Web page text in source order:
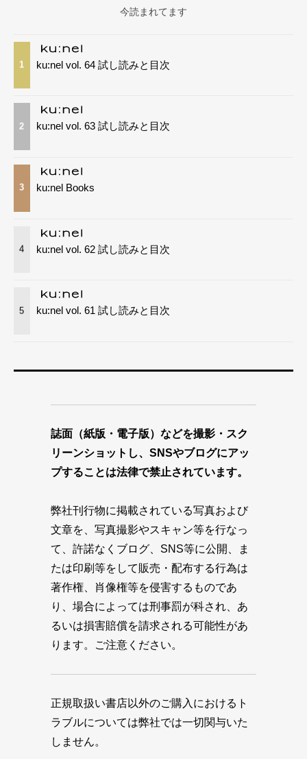
今読まれてます
1 ku:nel vol. 64 試し読みと目次
2 ku:nel vol. 63 試し読みと目次
3 ku:nel Books
4 ku:nel vol. 62 試し読みと目次
5 ku:nel vol. 61 試し読みと目次
誌面（紙版・電子版）などを撮影・スク
リーンショットし、SNSやブログにアッ
プすることは法律で禁止されています。
弊社刊行物に掲載されている写真および
文章を、写真撮影やスキャン等を行なっ
て、許諾なくブログ、SNS等に公開、ま
たは印刷等をして販売・配布する行為は
著作権、肖像権等を侵害するものであ
り、場合によっては刑事罰が科され、あ
るいは損害賠償を請求される可能性があ
ります。ご注意ください。
正規取扱い書店以外のご購入におけるト
ラブルについては弊社では一切関与いた
しません。